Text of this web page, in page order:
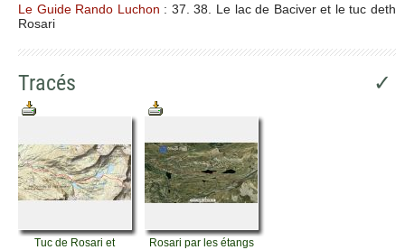
Le Guide Rando Luchon : 37. 38. Le lac de Baciver et le tuc deth
Rosari
Tracés ✓
Tuc de Rosari et
Rosari par les étangs